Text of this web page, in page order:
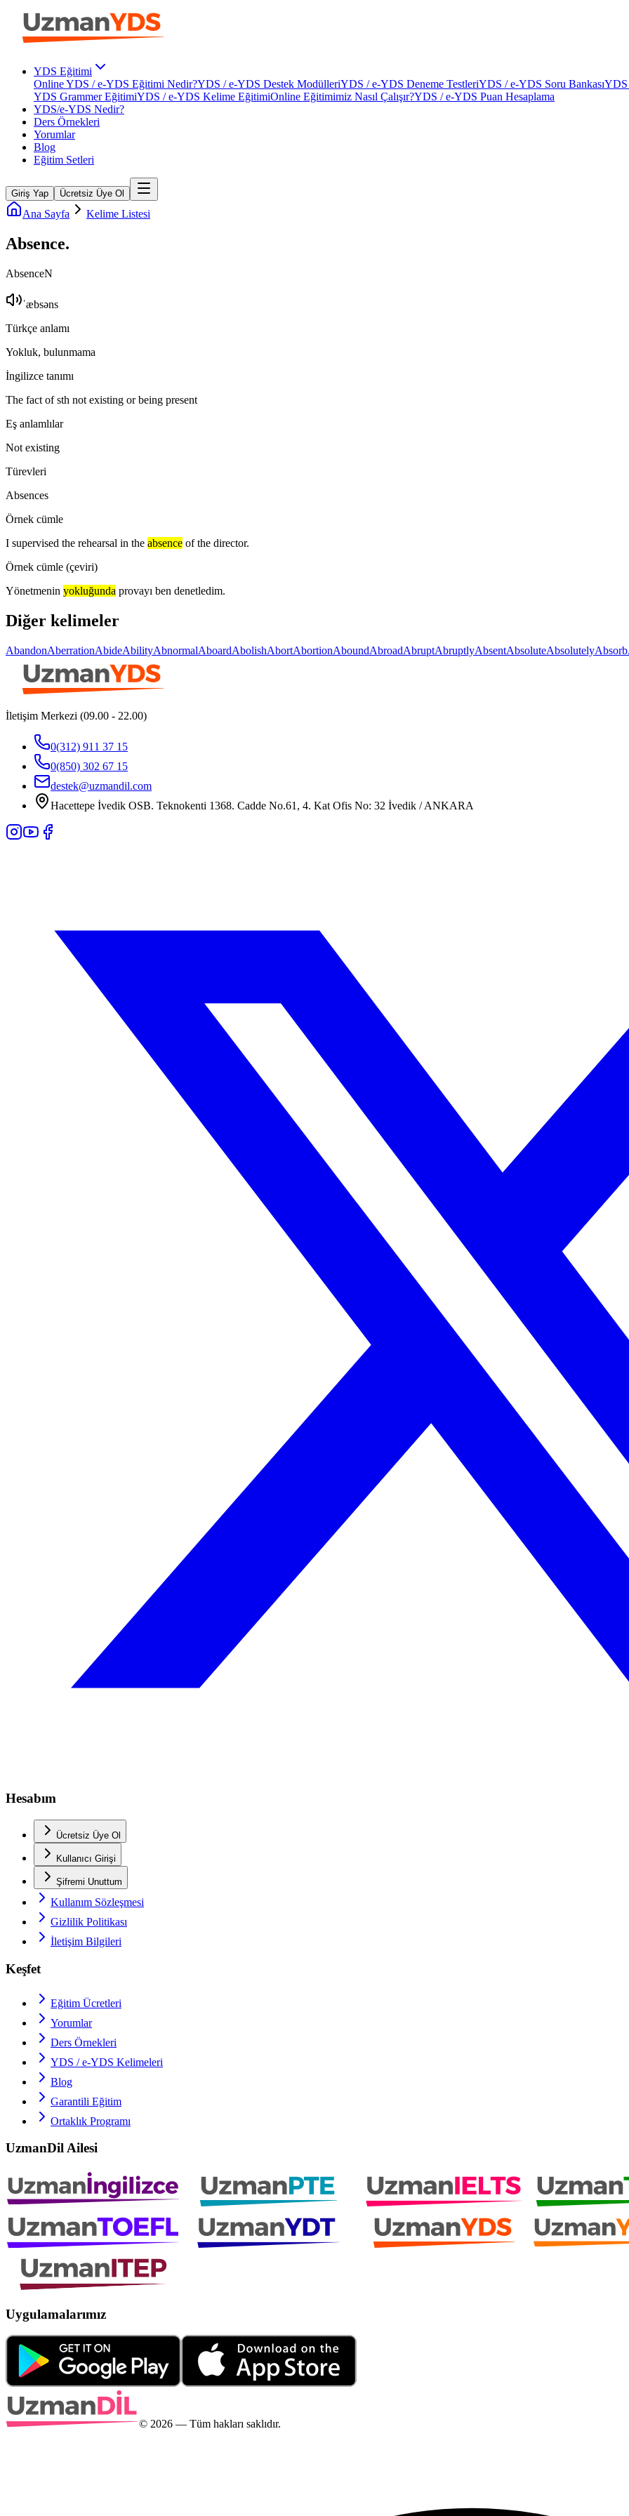
YDS Eğitimi
Online YDS / e-YDS Eğitimi Nedir?YDS / e-YDS Destek ModülleriYDS / e-YDS Deneme TestleriYDS / e-YDS Soru BankasıYDS
YDS Grammer EğitimiYDS / e-YDS Kelime EğitimiOnline Eğitimimiz Nasıl Çalışır?YDS / e-YDS Puan Hesaplama
YDS/e-YDS Nedir?
Ders Örnekleri
Yorumlar
Blog
Eğitim Setleri
Giriş Yap Ücretsiz Üye Ol
Ana Sayfa Kelime Listesi
Absence.
AbsenceN
ˈæbsəns
Türkçe anlamı
Yokluk, bulunmama
İngilizce tanımı
The fact of sth not existing or being present
Eş anlamlılar
Not existing
Türevleri
Absences
Örnek cümle
I supervised the rehearsal in the absence of the director.
Örnek cümle (çeviri)
Yönetmenin yokluğunda provayı ben denetledim.
Diğer kelimeler
AbandonAberrationAbideAbilityAbnormalAboardAbolishAbortAbortionAboundAbroadAbruptAbruptlyAbsentAbsoluteAbsolutelyAbsorb
İletişim Merkezi (09.00 - 22.00)
0(312) 911 37 15
0(850) 302 67 15
destek@uzmandil.com
Hacettepe İvedik OSB. Teknokenti 1368. Cadde No.61, 4. Kat Ofis No: 32 İvedik / ANKARA
Hesabım
Ücretsiz Üye Ol
Kullanıcı Girişi
Şifremi Unuttum
Kullanım Sözleşmesi
Gizlilik Politikası
İletişim Bilgileri
Keşfet
Eğitim Ücretleri
Yorumlar
Ders Örnekleri
YDS / e-YDS Kelimeleri
Blog
Garantili Eğitim
Ortaklık Programı
UzmanDil Ailesi
Uygulamalarımız
© 2026 — Tüm hakları saklıdır.